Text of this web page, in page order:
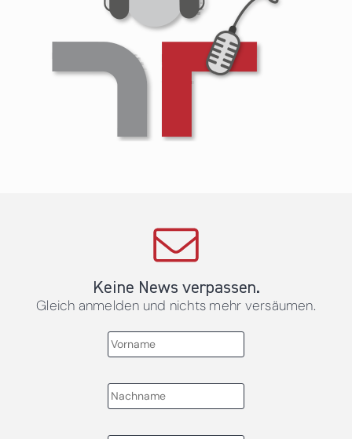
Keine News verpassen.
Gleich anmelden und nichts mehr versäumen.